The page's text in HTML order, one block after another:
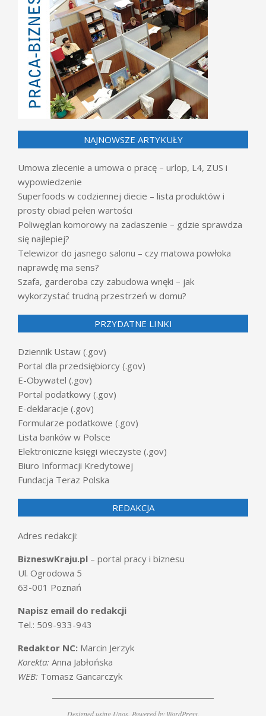
NAJNOWSZE ARTYKUŁY
Umowa zlecenie a umowa o pracę – urlop, L4, ZUS i
wypowiedzenie
Superfoods w codziennej diecie – lista produktów i
prosty obiad pełen wartości
Poliwęglan komorowy na zadaszenie – gdzie sprawdza
się najlepiej?
Telewizor do jasnego salonu – czy matowa powłoka
naprawdę ma sens?
Szafa, garderoba czy zabudowa wnęki – jak
wykorzystać trudną przestrzeń w domu?
PRZYDATNE LINKI
Dziennik Ustaw (.gov)
Portal dla przedsiębiorcy (.gov)
E-Obywatel (.gov)
Portal podatkowy (.gov)
E-deklaracje (.gov)
Formularze podatkowe (.gov)
Lista banków w Polsce
Elektroniczne księgi wieczyste (.gov)
Biuro Informacji Kredytowej
Fundacja Teraz Polska
REDAKCJA
Adres redakcji:
BizneswKraju.pl – portal pracy i biznesu
Ul. Ogrodowa 5
63-001 Poznań
Napisz email do redakcji
Tel.: 509-933-943
Redaktor NC: Marcin Jerzyk
Korekta: Anna Jabłońska
WEB: Tomasz Gancarczyk
Designed using Unos. Powered by WordPress.